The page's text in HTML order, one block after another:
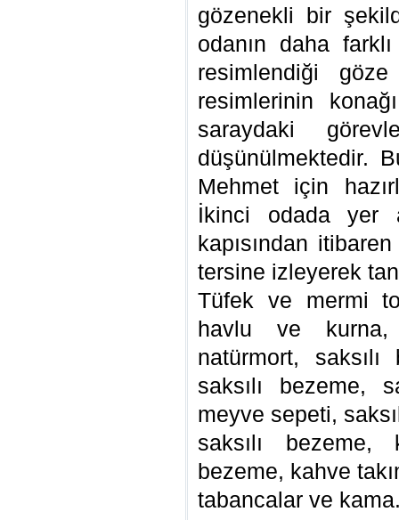
gözenekli bir
odanın daha
resimlendiği
resimlerinin
saraydaki
düşünülmektedir.
Mehmet için
İkinci odada yer
kapısından
tersine izleyerek
Tüfek ve mermi
havlu ve kurna,
natürmort,
saksılı bezeme,
meyve sepeti,
saksılı bezeme,
bezeme, kahve
tabancalar ve